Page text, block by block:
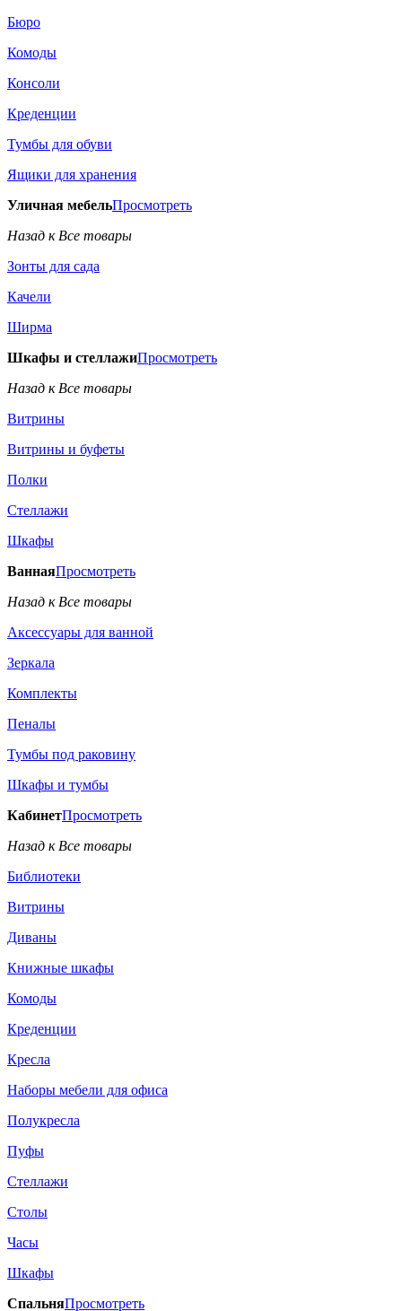
Бюро
Комоды
Консоли
Креденции
Тумбы для обуви
Ящики для хранения
Уличная мебельПросмотреть
Назад к Все товары
Зонты для сада
Качели
Ширма
Шкафы и стеллажиПросмотреть
Назад к Все товары
Витрины
Витрины и буфеты
Полки
Стеллажи
Шкафы
ВаннаяПросмотреть
Назад к Все товары
Аксессуары для ванной
Зеркала
Комплекты
Пеналы
Тумбы под раковину
Шкафы и тумбы
КабинетПросмотреть
Назад к Все товары
Библиотеки
Витрины
Диваны
Книжные шкафы
Комоды
Креденции
Кресла
Наборы мебели для офиса
Полукресла
Пуфы
Стеллажи
Столы
Часы
Шкафы
СпальняПросмотреть